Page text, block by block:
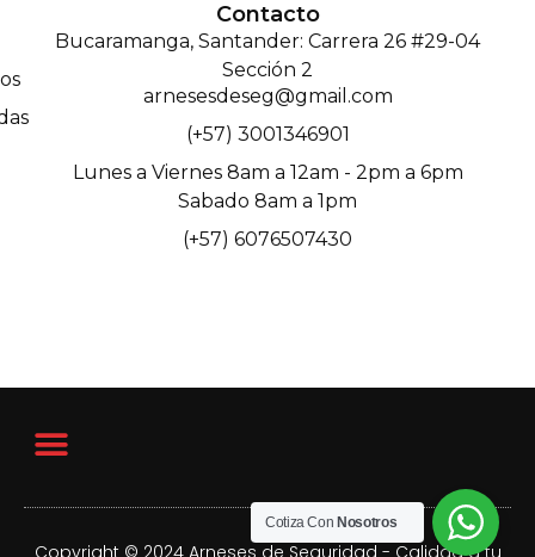
Contacto
Bucaramanga, Santander: Carrera 26 #29-04
Sección 2
arnesesdeseg@gmail.com
(+57) 3001346901
Lunes a Viernes 8am a 12am - 2pm a 6pm
Sabado 8am a 1pm
(+57) 6076507430
Copyright © 2024 Arneses de Seguridad - Calidad a tu
Cotiza Con Nosotros